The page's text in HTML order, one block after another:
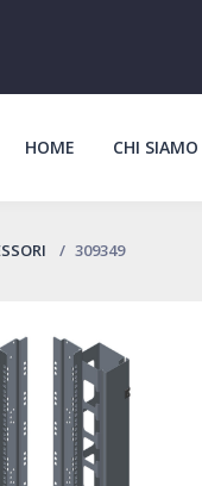
HOME CHI SIAMO
309349